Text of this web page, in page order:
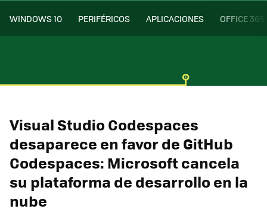
WINDOWS 10 PERIFÉRICOS APLICACIONES OFFICE 365
Visual Studio Codespaces
desaparece en favor de GitHub
Codespaces: Microsoft cancela
su plataforma de desarrollo en la
nube